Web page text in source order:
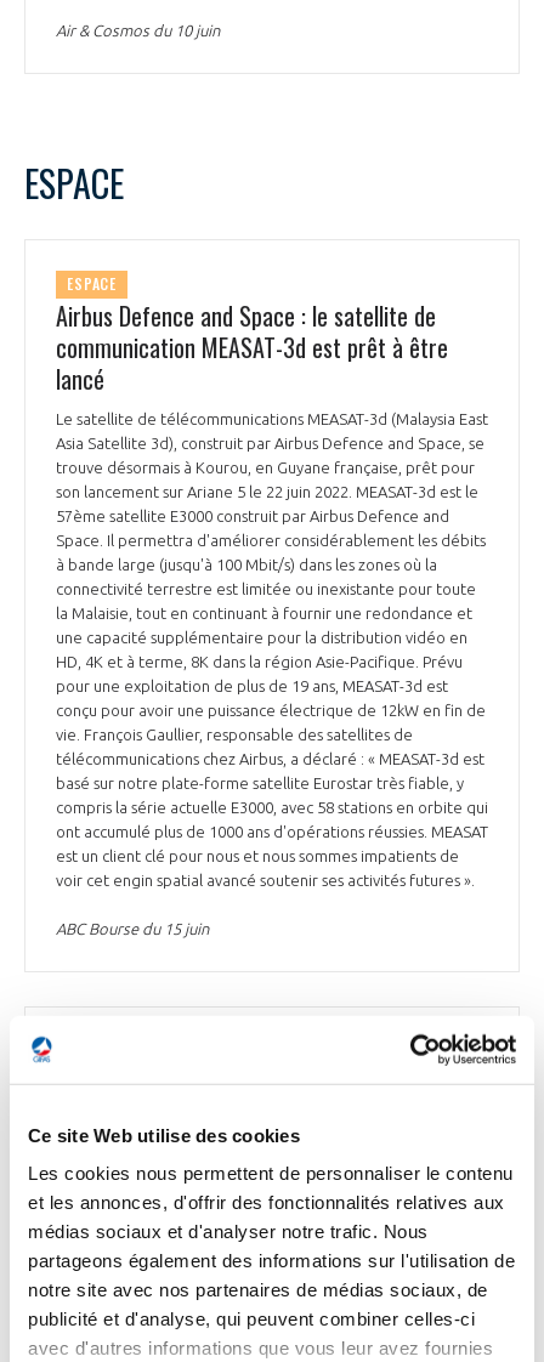
Ce site Web utilise des cookies
Les cookies nous permettent de personnaliser le contenu
et les annonces, d'offrir des fonctionnalités relatives aux
médias sociaux et d'analyser notre trafic. Nous
partageons également des informations sur l'utilisation de
notre site avec nos partenaires de médias sociaux, de
publicité et d'analyse, qui peuvent combiner celles-ci
avec d'autres informations que vous leur avez fournies
Air & Cosmos du 10 juin
ESPACE
ESPACE
Airbus Defence and Space : le satellite de
communication MEASAT-3d est prêt à être
lancé
Le satellite de télécommunications MEASAT-3d (Malaysia East
Asia Satellite 3d), construit par Airbus Defence and Space, se
trouve désormais à Kourou, en Guyane française, prêt pour
son lancement sur Ariane 5 le 22 juin 2022. MEASAT-3d est le
57ème satellite E3000 construit par Airbus Defence and
Space. Il permettra d'améliorer considérablement les débits
à bande large (jusqu'à 100 Mbit/s) dans les zones où la
connectivité terrestre est limitée ou inexistante pour toute
la Malaisie, tout en continuant à fournir une redondance et
une capacité supplémentaire pour la distribution vidéo en
HD, 4K et à terme, 8K dans la région Asie-Pacifique. Prévu
pour une exploitation de plus de 19 ans, MEASAT-3d est
conçu pour avoir une puissance électrique de 12kW en fin de
vie. François Gaullier, responsable des satellites de
télécommunications chez Airbus, a déclaré : « MEASAT-3d est
basé sur notre plate-forme satellite Eurostar très fiable, y
compris la série actuelle E3000, avec 58 stations en orbite qui
ont accumulé plus de 1000 ans d'opérations réussies. MEASAT
est un client clé pour nous et nous sommes impatients de
voir cet engin spatial avancé soutenir ses activités futures ».
ABC Bourse du 15 juin
Thales Alenia Space reçoit la visite du
Secrétaire d'Etat fédéral belge Thomas
Dermine sur son site de Charleroi
Thales Alenia Space (TAS) a reçu la visite, mardi 14 juin, sur
son site de Charleroi, en Belgique, de Thierry Breton,
Commissaire européen au marché intérieur, et de Thomas
Dermine, Secrétaire d'État fédéral belge pour la Relance et
les Investissements stratégiques. Ils ont été accueillis par
Hervé Derrey, PDG de TAS, Ina Maller, Présidente-Directrice